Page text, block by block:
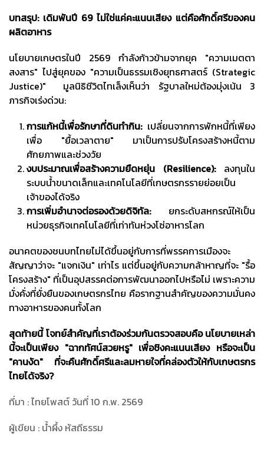
บทสรุป: เดิมพันปี 69 ไม่ใช่แค่คะแนนเสียง แต่คือศักดิ์ศรีของคน
ผลิตอาหาร
นโยบายเกษตรในปี 2569 กำลังก้าวข้ามจากยุค "ความเมตตา
สงสาร" ไปสู่ยุคของ "ความเป็นธรรมเชิงยุทธศาสตร์ (Strategic
Justice)" มูลนิธิชีวิตไทเล็งเห็นว่า รัฐบาลใหม่ต้องมุ่งเน้น 3
ภารกิจเร่งด่วน:
การแก้หนี้เพื่อรักษาที่ดินทำกิน:เปลี่ยนจากการพักหนี้ที่เพียง
เพื่อ "ยื้อเวลาตาย" มาเป็นการปรับโครงสร้างหนี้ตาม
ศักยภาพและช่วงวัย
งบประมาณเพื่อสร้างความยืดหยุ่น (Resilience):ลงทุนใน
ระบบน้ำขนาดเล็กและเทคโนโลยีที่เกษตรกรรายย่อยเป็น
เจ้าของได้จริง
การเพิ่มอำนาจต่อรองด้วยดิจิทัล:ยกระดับสหกรณ์ให้เป็น
หน่วยธุรกิจเทคโนโลยีที่เท่าทันห่วงโซ่อาหารโลก
อนาคตของชนบทไทยไม่ได้ขึ้นอยู่กับการที่พรรคการเมืองจะ
สัญญาว่าจะ "แจกเงิน" เท่าไร แต่ขึ้นอยู่กับความกล้าหาญที่จะ "รื้อ
โครงสร้าง" ที่เป็นอุปสรรคต่อการพัฒนาออกไปหรือไม่ เพราะความ
มั่งคั่งที่ยั่งยืนของเกษตรกรไทย คือรากฐานสำคัญของความมั่นคง
ทางอาหารของคนทั้งโลก
สุดท้ายนี้ โจทย์สำคัญที่เราต้องร่วมกันตรวจสอบคือ นโยบายเหล่า
นี้จะเป็นเพียง "ฉากทัศน์สวยหรู" เพื่อชิงคะแนนเสียง หรือจะเป็น
"คานงัด" ที่จะคืนศักดิ์ศรีและลมหายใจที่คล่องตัวให้กับเกษตรกร
ไทยได้จริง?
ที่มา : ไทยโพสต์ วันที่ 10 ก.พ. 2569
ผู้เขียน : น้ำผึ้ง หัสถีธรรม